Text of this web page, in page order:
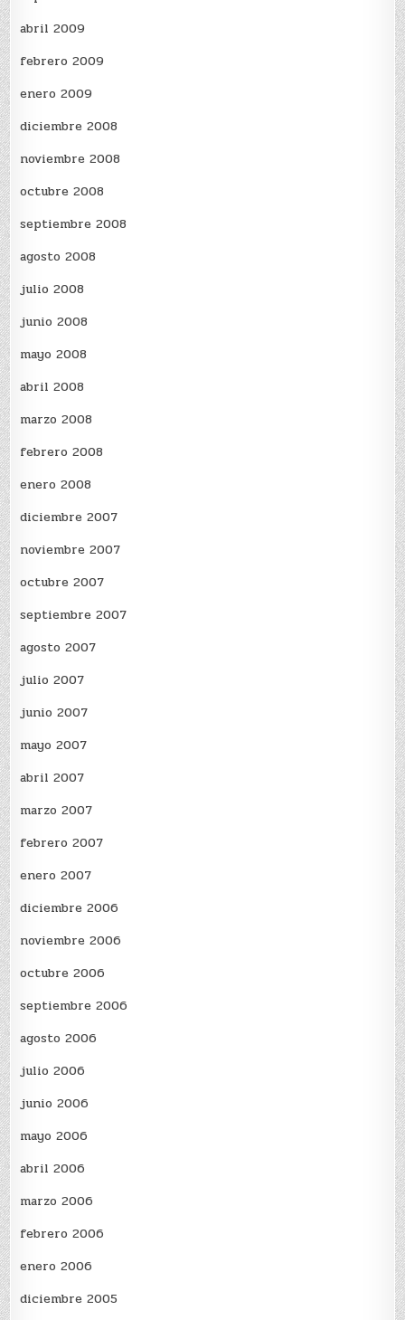
abril 2009
febrero 2009
enero 2009
diciembre 2008
noviembre 2008
octubre 2008
septiembre 2008
agosto 2008
julio 2008
junio 2008
mayo 2008
abril 2008
marzo 2008
febrero 2008
enero 2008
diciembre 2007
noviembre 2007
octubre 2007
septiembre 2007
agosto 2007
julio 2007
junio 2007
mayo 2007
abril 2007
marzo 2007
febrero 2007
enero 2007
diciembre 2006
noviembre 2006
octubre 2006
septiembre 2006
agosto 2006
julio 2006
junio 2006
mayo 2006
abril 2006
marzo 2006
febrero 2006
enero 2006
diciembre 2005